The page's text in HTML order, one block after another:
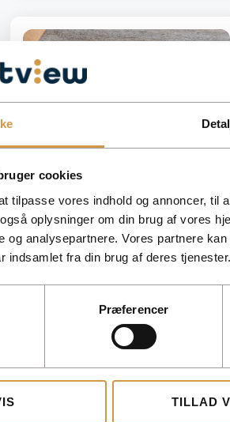
cookies
tilpasse vores indhold og annoncer, til
oplysninger om din brug af vores
og analysepartnere. Vores partnere
indsamlet fra din brug af deres tjenester.
Præferencer
TILLAD
Fri telefon og internet – regler
og beskatning 2026
Fri telefon og internet beskattes
med et fast beløb årligt. Få overblik
over reglerne, hvornår
skattepligten gælder, og hvordan